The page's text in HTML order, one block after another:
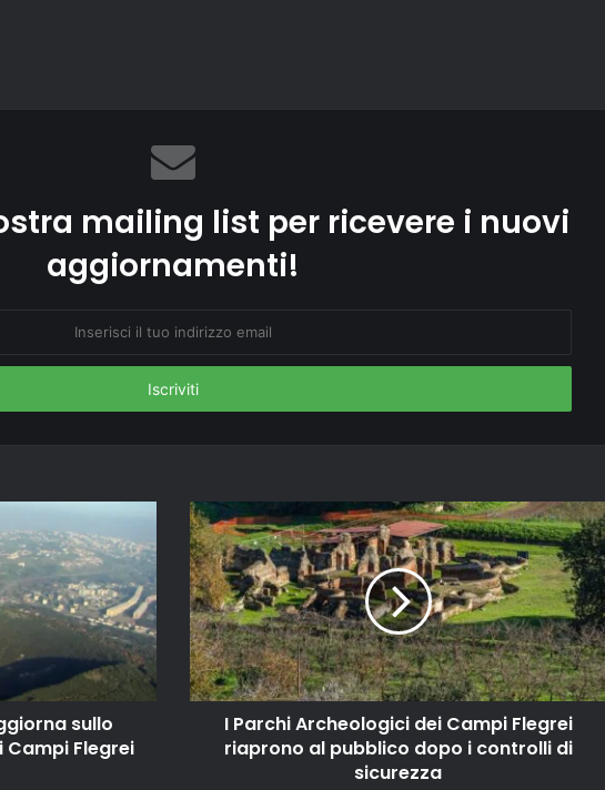
mailing list per ricevere i nuovi
aggiornamenti!
sullo
Flegrei
I Parchi Archeologici dei Campi Flegrei
riaprono al pubblico dopo i controlli di
sicurezza